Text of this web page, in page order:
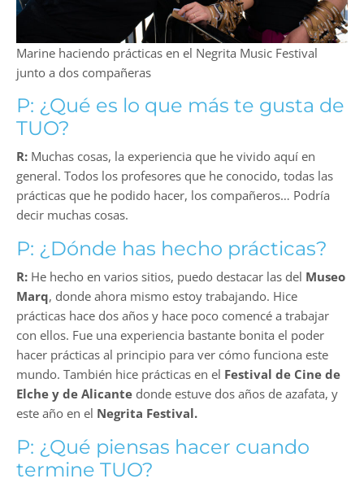
Marine haciendo prácticas en el Negrita Music Festival
junto a dos compañeras
P: ¿Qué es lo que más te gusta de
TUO?
R: Muchas cosas, la experiencia que he vivido aquí en
general. Todos los profesores que he conocido, todas las
prácticas que he podido hacer, los compañeros… Podría
decir muchas cosas.
P: ¿Dónde has hecho prácticas?
R: He hecho en varios sitios, puedo destacar las del Museo
Marq, donde ahora mismo estoy trabajando. Hice
prácticas hace dos años y hace poco comencé a trabajar
con ellos. Fue una experiencia bastante bonita el poder
hacer prácticas al principio para ver cómo funciona este
mundo. También hice prácticas en el Festival de Cine de
Elche y de Alicante donde estuve dos años de azafata, y
este año en el Negrita Festival.
P: ¿Qué piensas hacer cuando
termine TUO?